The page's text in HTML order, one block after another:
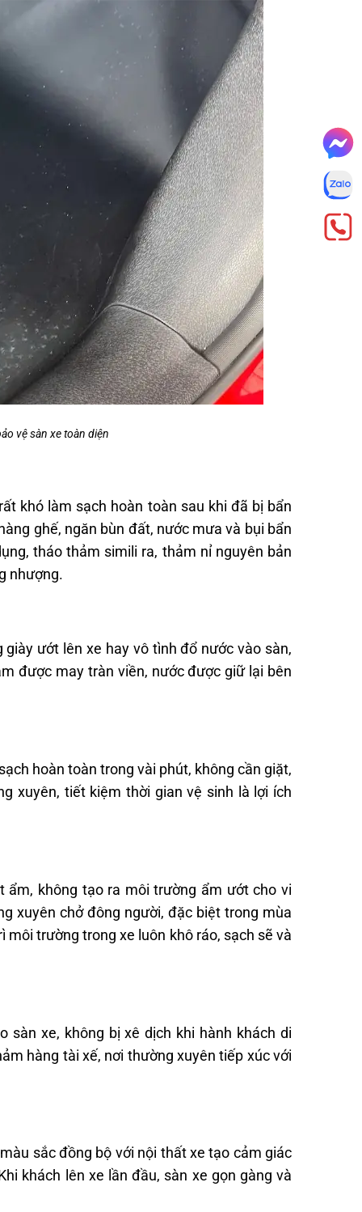
vệ sàn xe toàn diện
khó làm sạch hoàn toàn sau khi đã bị bẩn
ghế, ngăn bùn đất, nước mưa và bụi bẩn
tháo thảm simili ra, thảm nỉ nguyên bản
nhượng.
ướt lên xe hay vô tình đổ nước vào sàn,
được may tràn viền, nước được giữ lại bên
hoàn toàn trong vài phút, không cần giặt,
xuyên, tiết kiệm thời gian vệ sinh là lợi ích
ẩm, không tạo ra môi trường ẩm ướt cho vi
xuyên chở đông người, đặc biệt trong mùa
trường trong xe luôn khô ráo, sạch sẽ và
xe, không bị xê dịch khi hành khách di
hàng tài xế, nơi thường xuyên tiếp xúc với
sắc đồng bộ với nội thất xe tạo cảm giác
khách lên xe lần đầu, sàn xe gọn gàng và